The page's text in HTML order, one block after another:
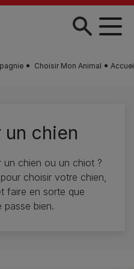
Choisir Mon Animal
chien
un chien ou un chiot ?
choisir votre chien,
faire en sorte que
passe bien.